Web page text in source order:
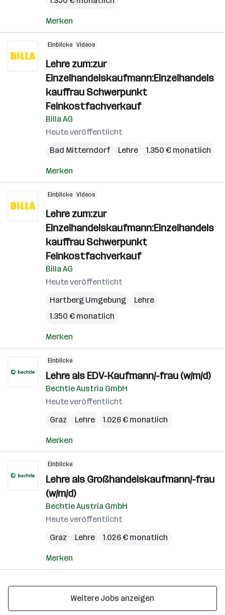
Merken
Einblicke Videos
Lehre zum:zur
Einzelhandelskaufmann:Einzelhandels
kauffrau Schwerpunkt
Feinkostfachverkauf
Billa AG
Heute veröffentlicht
Bad Mitterndorf
Lehre 1.350 € monatlich
Merken
Einblicke Videos
Lehre zum:zur
Einzelhandelskaufmann:Einzelhandels
kauffrau Schwerpunkt
Feinkostfachverkauf
Billa AG
Heute veröffentlicht
Hartberg Umgebung
Lehre
1.350 € monatlich
Merken
Einblicke
Lehre als EDV-Kaufmann/-frau (w/m/d)
Bechtle Austria GmbH
Heute veröffentlicht
Graz
Lehre 1.026 € monatlich
Merken
Einblicke
Lehre als Großhandelskaufmann/-frau
(w/m/d)
Bechtle Austria GmbH
Heute veröffentlicht
Graz
Lehre 1.026 € monatlich
Merken
Weitere Jobs anzeigen